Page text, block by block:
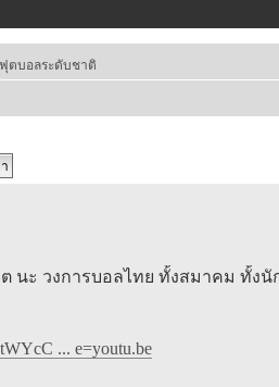
ฟุตบอลระดับชาติ
นะ วงการบอลไทย ทั้งสมาคม ทั้งนั
... e=youtu.be